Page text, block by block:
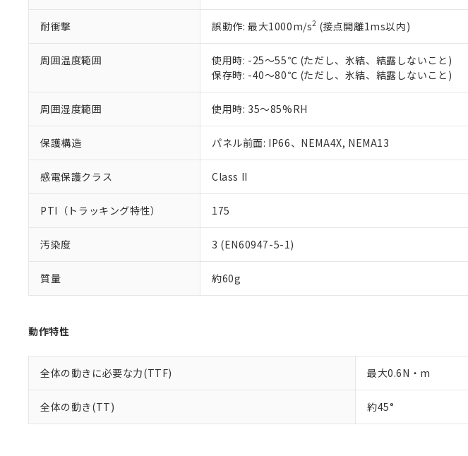
耐衝撃 誤動作: 最大1000m/s2 (接点開離1ms以内)
周囲温度範囲
使用時: -25～55℃ (ただし、氷結、結露しないこと)
保存時: -40～80℃ (ただし、氷結、結露しないこと)
周囲湿度範囲 使用時: 35～85%RH
保護構造 パネル前面: IP66、NEMA4X, NEMA13
感電保護クラス Class II
PTI（トラッキング特性） 175
汚染度 3 (EN60947-5-1)
質量 約60g
動作特性
全体の動きに必要な力(TTF) 最大0.6N・m
全体の動き(TT) 約45°